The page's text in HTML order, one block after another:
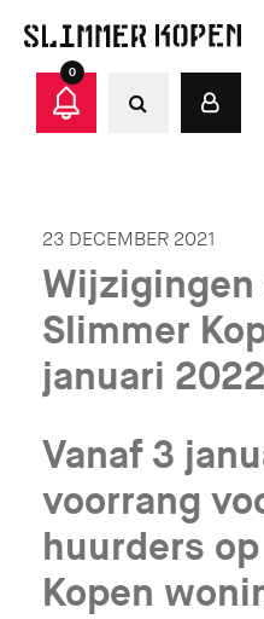
0
23 DECEMBER 2021
Slimmer
januari 2022
Vanaf 3
voorrang
huurders
Kopen